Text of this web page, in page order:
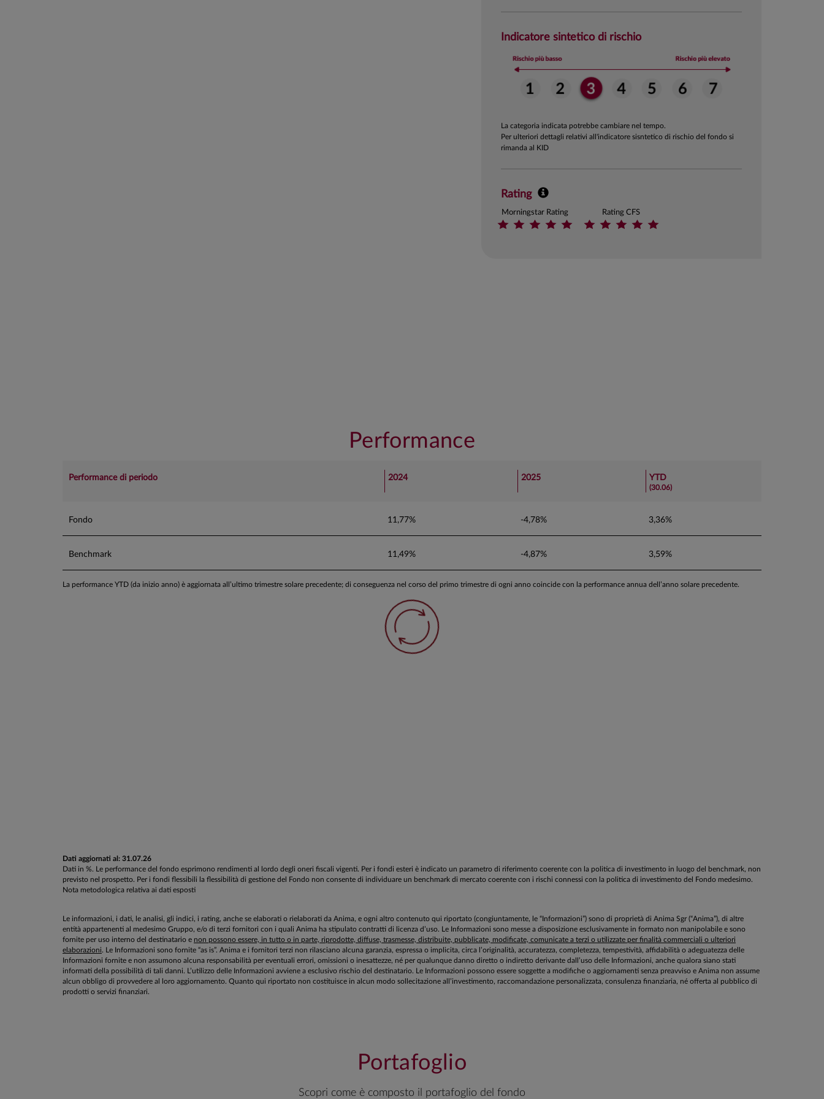
Indicatore sintetico di rischio
La categoria indicata potrebbe cambiare nel tempo.
Per ulteriori dettagli relativi all'indicatore sisntetico di rischio del fondo si
rimanda al KID
Rating
Morningstar Rating Rating CFS
Performance
Performance di periodo 2024 2025 YTD
(30.06)
Fondo 11,77% -4,78% 3,36%
Benchmark 11,49% -4,87% 3,59%
La performance YTD (da inizio anno) è aggiornata all’ultimo trimestre solare precedente; di conseguenza nel corso del primo trimestre di ogni anno coincide con la performance annua dell’anno solare precedente.
Dati aggiornati al: 31.07.26
Dati in %. Le performance del fondo esprimono rendimenti al lordo degli oneri fiscali vigenti. Per i fondi esteri è indicato un parametro di riferimento coerente con la politica di investimento in luogo del benchmark, non
previsto nel prospetto. Per i fondi flessibili la flessibilità di gestione del Fondo non consente di individuare un benchmark di mercato coerente con i rischi connessi con la politica di investimento del Fondo medesimo.
Nota metodologica relativa ai dati esposti
Le informazioni, i dati, le analisi, gli indici, i rating, anche se elaborati o rielaborati da Anima, e ogni altro contenuto qui riportato (congiuntamente, le “Informazioni”) sono di proprietà di Anima Sgr (“Anima”), di altre
entità appartenenti al medesimo Gruppo, e/o di terzi fornitori con i quali Anima ha stipulato contratti di licenza d’uso. Le Informazioni sono messe a disposizione esclusivamente in formato non manipolabile e sono
fornite per uso interno del destinatario e non possono essere, in tutto o in parte, riprodotte, diffuse, trasmesse, distribuite, pubblicate, modificate, comunicate a terzi o utilizzate per finalità commerciali o ulteriori
elaborazioni. Le Informazioni sono fornite “as is”. Anima e i fornitori terzi non rilasciano alcuna garanzia, espressa o implicita, circa l’originalità, accuratezza, completezza, tempestività, affidabilità o adeguatezza delle
Informazioni fornite e non assumono alcuna responsabilità per eventuali errori, omissioni o inesattezze, né per qualunque danno diretto o indiretto derivante dall’uso delle Informazioni, anche qualora siano stati
informati della possibilità di tali danni. L’utilizzo delle Informazioni avviene a esclusivo rischio del destinatario. Le Informazioni possono essere soggette a modifiche o aggiornamenti senza preavviso e Anima non assume
alcun obbligo di provvedere al loro aggiornamento. Quanto qui riportato non costituisce in alcun modo sollecitazione all’investimento, raccomandazione personalizzata, consulenza finanziaria, né offerta al pubblico di
prodotti o servizi finanziari.
Portafoglio
Scopri come è composto il portafoglio del fondo